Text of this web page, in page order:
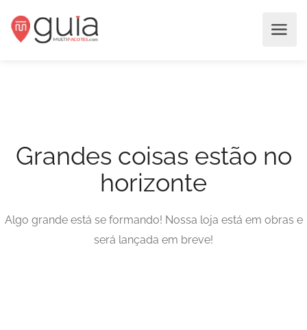
Grandes coisas estão no
horizonte
Algo grande está se formando! Nossa loja está em obras e
será lançada em breve!